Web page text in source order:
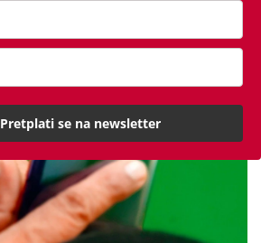
Pretplati se na newsletter